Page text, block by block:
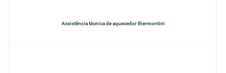
Assistência técnica de aquecedor thermontini